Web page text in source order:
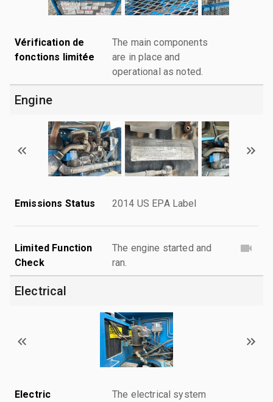
Vérification de
fonctions limitée
The main components
are in place and
operational as noted.
Engine
Emissions Status 2014 US EPA Label
Limited Function
Check
The engine started and
ran.
Electrical
Electric
The electrical system